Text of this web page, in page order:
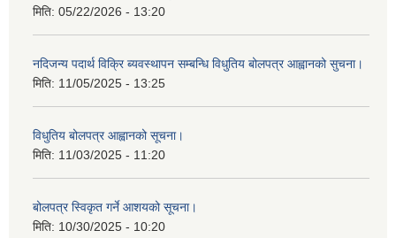
मिति: 05/22/2026 - 13:20
नदिजन्य पदार्थ विक्रि ब्यवस्थापन सम्बन्धि विधुतिय बोलपत्र आह्वानको सुचना।
मिति: 11/05/2025 - 13:25
विधुतिय बोलपत्र आह्वानको सूचना।
मिति: 11/03/2025 - 11:20
बोलपत्र स्विकृत गर्ने आशयको सूचना।
मिति: 10/30/2025 - 10:20